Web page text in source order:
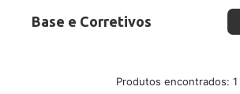
Base e Corretivos
Produtos encontrados: 1